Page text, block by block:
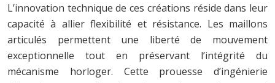
L’innovation technique de ces créations réside dans leur
capacité à allier flexibilité et résistance. Les maillons
articulés permettent une liberté de mouvement
exceptionnelle tout en préservant l’intégrité du
mécanisme horloger. Cette prouesse d’ingénierie